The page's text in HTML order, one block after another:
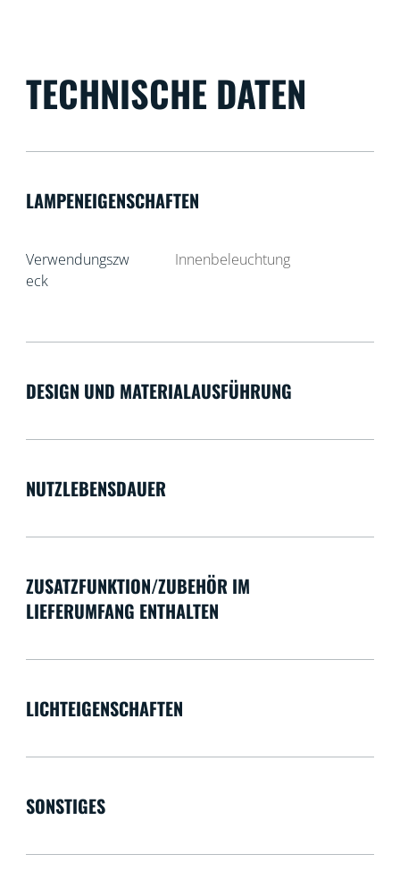
TECHNISCHE DATEN
LAMPENEIGENSCHAFTEN
Verwendungszw
eck
Innenbeleuchtung
DESIGN UND MATERIALAUSFÜHRUNG
NUTZLEBENSDAUER
ZUSATZFUNKTION/ZUBEHÖR IM
LIEFERUMFANG ENTHALTEN
LICHTEIGENSCHAFTEN
SONSTIGES